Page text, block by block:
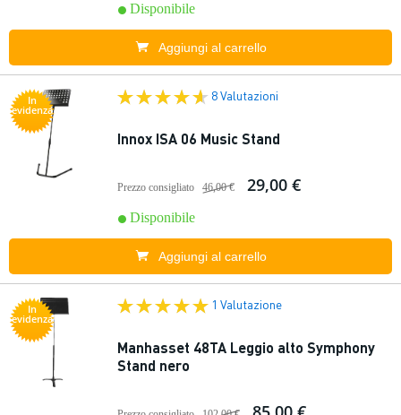
Disponibile
Aggiungi al carrello
In
evidenza
8 Valutazioni
Innox ISA 06 Music Stand
Prezzo consigliato 46,00 € 29,00 €
Disponibile
Aggiungi al carrello
In
evidenza
1 Valutazione
Manhasset 48TA Leggio alto Symphony
Stand nero